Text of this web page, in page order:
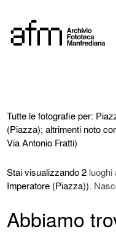
content
Tutte le fotografie per:
(Piazza); altrimenti noto
Via Antonio Fratti)
Stai visualizzando 2
Imperatore (Piazza)).
Abbiamo